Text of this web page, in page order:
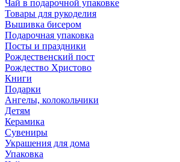
Чай в подарочной упаковке
Товары для рукоделия
Вышивка бисером
Подарочная упаковка
Посты и праздники
Рождественский пост
Рождество Христово
Книги
Подарки
Ангелы, колокольчики
Детям
Керамика
Сувениры
Украшения для дома
Упаковка